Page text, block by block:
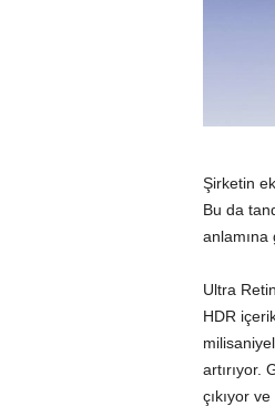
Şirketin
Bu da
anlamına
Ultra
HDR
artırıyor.
çıkıyor